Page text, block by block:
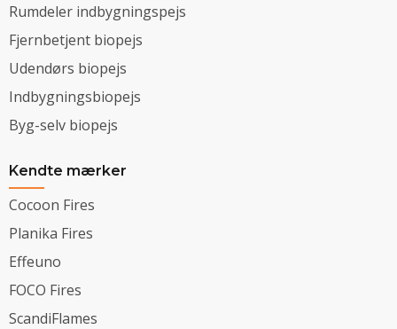
Rumdeler indbygningspejs
Fjernbetjent biopejs
Udendørs biopejs
Indbygningsbiopejs
Byg-selv biopejs
Kendte mærker
Cocoon Fires
Planika Fires
Effeuno
FOCO Fires
ScandiFlames